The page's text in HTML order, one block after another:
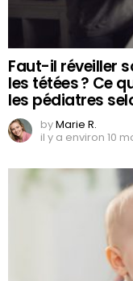
Faut-il réveiller
les tétées ? Ce
les pédiatres
byMarie R.
il y a environ 10